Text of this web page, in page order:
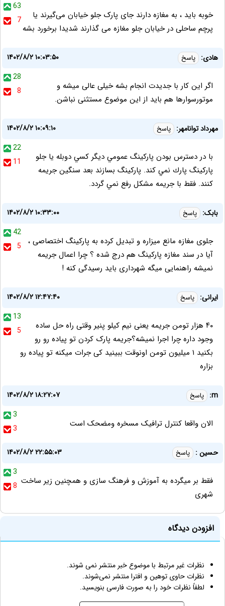
63
7
خوبه باید ، به مغازه دارند جای پارک جلو خیابان می‌گیرند یا
پرچم ساحلی در خیابان جلو مغازه می گذارند شدیدا برخورد بشه
هادی: پاسخ
۱۴۰۲/۸/۲ ۱۰:۰۳:۵۰
28
8
اگر این کار با جدیدت انجام بشه خیلی عالی میشه و
موتورسوارها هم باید از این موضوع مستثنی نباشن.
مهرداد توانامهر: پاسخ
۱۴۰۲/۸/۲ ۱۰:۰۹:۱۰
22
11
با در دسترس بودن پاركينگ عمومي ديگر كسي دوبله يا جلو
پاركينگ پارك نمي كند. پاركينگ بسازند بعد سنگين جريمه
كنند. فقط با جريمه مشكل رفع نمي گردد.
بابک: پاسخ
۱۴۰۲/۸/۲ ۱۰:۳۳:۰۰
42
5
جلوی مغازه مانع میزاره و تبدیل کرده به پارکینگ اختصاصی ،
آیا در سند مغازه پارکینگ هم درج شده ؟ چرا اعمال جریمه
نمیشه راهنمایی میگه شهرداری باید رسیدگی کنه !
ایرانی: پاسخ
۱۴۰۲/۸/۲ ۱۲:۴۷:۴۰
13
5
۴۰ هزار تومن جریمه یعنی نیم کیلو پنیر وقتی راه حل ساده
وجود داره چرا اجرا نمیشه؟جریمه پارک کردن تو پیاده رو رو
بکنید ۱ میلیون تومن اونوقت ببینید کی جرات میکنه تو پیاده رو
بزاره
m: پاسخ
۱۴۰۲/۸/۲ ۱۸:۲۷:۰۷
3
3
الان واقعا کنترل ترافیک مسخره ومضحک است
حسین : پاسخ
۱۴۰۲/۸/۲ ۲۲:۵۵:۰۳
3
8 فقط بر میگرده به آموزش و فرهنگ سازی و همچنین زیر ساخت
شهری
افزودن دیدگاه
نظرات غیر مرتبط با موضوع خبر منتشر نمی شوند.
نظرات حاوی توهین و افترا منتشر نمی‌شوند.
لطفاً نظرات خود را به صورت فارسی بنویسید.